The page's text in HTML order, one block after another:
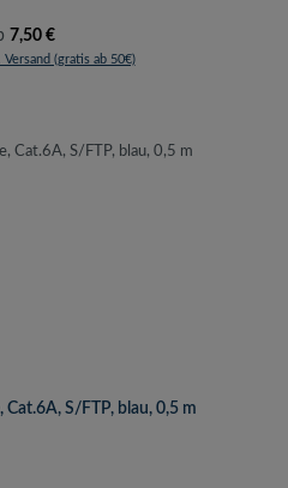
Preis:
7,50 €
(gratis ab 50€)
Cat.6A, S/FTP, blau, 0,5 m